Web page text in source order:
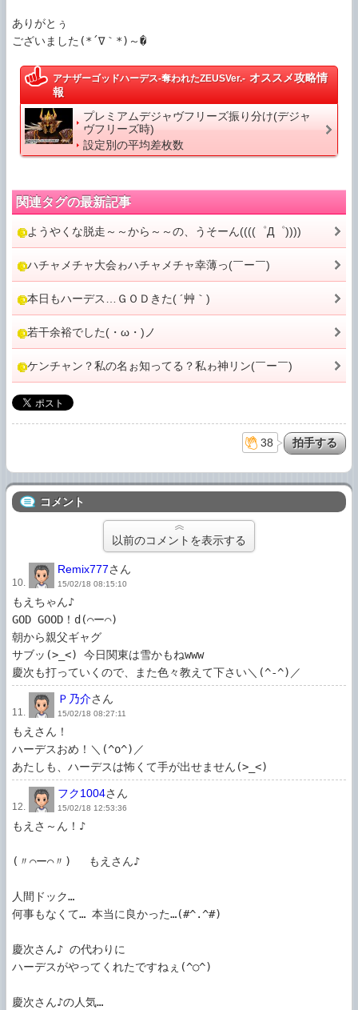
ありがとぅ
ございました(*´∇｀*)～�
アナザーゴッドハーデス-奪われたZEUSVer.- オススメ攻略情
報
プレミアムデジャヴフリーズ振り分け(デジャ
ヴフリーズ時)
設定別の平均差枚数
関連タグの最新記事
ようやくな脱走～～から～～の、うそーん((((゜Д゜))))
ハチャメチャ大会ゎハチャメチャ幸薄っ(￣ー￣)
本日もハーデス…ＧＯＤきた( ´艸｀)
若干余裕でした(・ω・)ノ
ケンチャン？私の名ぉ知ってる？私ゎ神リン(￣ー￣)
38
コメント
以前のコメントを表示する
10.
Remix777さん
15/02/18 08:15:10
もえちゃん♪
GOD GOOD！d(⌒ー⌒)
朝から親父ギャグ
サブッ(>_<) 今日関東は雪かもねwww
慶次も打っていくので、また色々教えて下さい＼(^-^)／
11.
Ｐ乃介さん
15/02/18 08:27:11
もえさん！
ハーデスおめ！＼(^o^)／
あたしも、ハーデスは怖くて手が出せません(>_<)
12.
フク1004さん
15/02/18 12:53:36
もえさ～ん！♪
(〃⌒ー⌒〃)ゞ もえさん♪
人間ドック…
何事もなくて… 本当に良かった…(#^.^#)
慶次さん♪ の代わりに
ハーデスがやってくれたですねぇ(^○^)
慶次さん♪の人気…